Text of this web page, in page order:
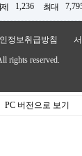
1,236 최대
정보취급방침
rights reserved.
PC 버전으로 보기